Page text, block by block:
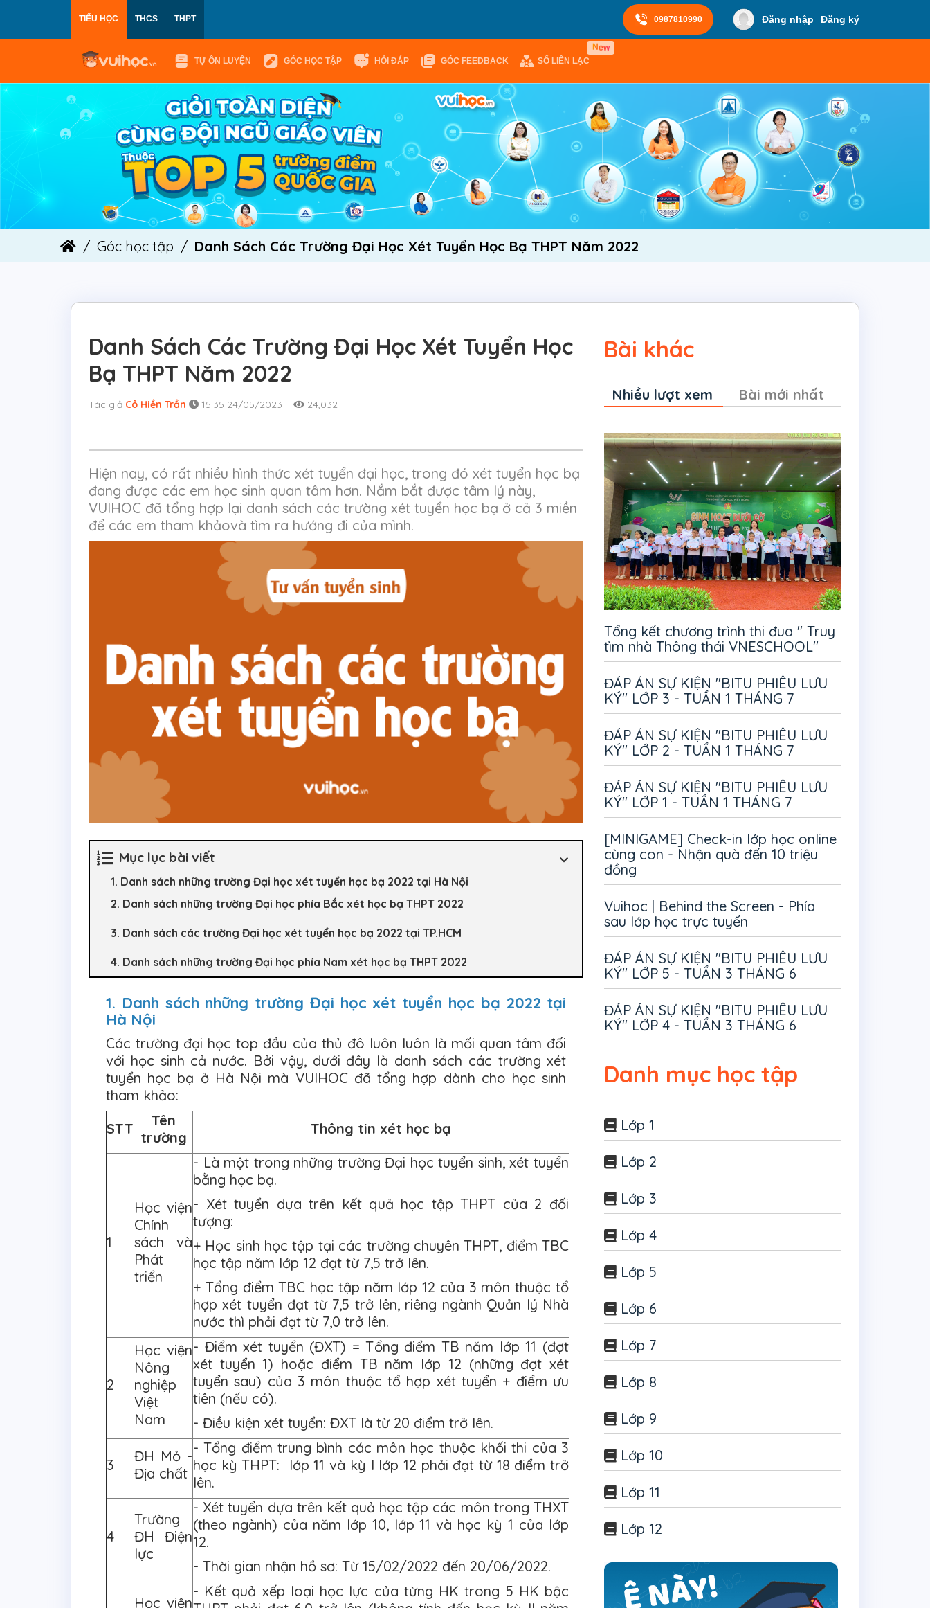
TIỂU HỌC THCS THPT 0987810990 Đăng nhập Đăng ký
TỰ ÔN LUYỆN GÓC HỌC TẬP HỎI ĐÁP GÓC FEEDBACK SỔ LIÊN LẠC
New
Góc học tập Danh Sách Các Trường Đại Học Xét Tuyển Học Bạ THPT Năm 2022
Danh Sách Các Trường Đại Học Xét Tuyển Học
Bạ THPT Năm 2022
Tác giả Cô Hiền Trần 15:35 24/05/2023 24,032
Hiện nay, có rất nhiều hình thức xét tuyển đại học, trong đó xét tuyển học bạ
đang được các em học sinh quan tâm hơn. Nắm bắt được tâm lý này,
VUIHOC đã tổng hợp lại danh sách các trường xét tuyển học bạ ở cả 3 miền
để các em tham khảovà tìm ra hướng đi của mình.
Mục lục bài viết
1. Danh sách những trường Đại học xét tuyển học bạ 2022 tại Hà Nội
2. Danh sách những trường Đại học phía Bắc xét học bạ THPT 2022
3. Danh sách các trường Đại học xét tuyển học bạ 2022 tại TP.HCM
4. Danh sách những trường Đại học phía Nam xét học bạ THPT 2022
1. Danh sách những trường Đại học xét tuyển học bạ 2022 tại
Hà Nội
Các trường đại học top đầu của thủ đô luôn luôn là mối quan tâm đối
với học sinh cả nước. Bởi vậy, dưới đây là danh sách các trường xét
tuyển học bạ ở Hà Nội mà VUIHOC đã tổng hợp dành cho học sinh
tham khảo:
STT
Tên
trường
Thông tin xét học bạ
1
Học viện
Chính
sách và
Phát
triển
- Là một trong những trường Đại học tuyển sinh, xét tuyển
bằng học bạ.
- Xét tuyển dựa trên kết quả học tập THPT của 2 đối
tượng:
+ Học sinh học tập tại các trường chuyên THPT, điểm TBC
học tập năm lớp 12 đạt từ 7,5 trở lên.
+ Tổng điểm TBC học tập năm lớp 12 của 3 môn thuộc tổ
hợp xét tuyển đạt từ 7,5 trở lên, riêng ngành Quản lý Nhà
nước thì phải đạt từ 7,0 trở lên.
2
Học viện
Nông
nghiệp
Việt
Nam
- Điểm xét tuyển (ĐXT) = Tổng điểm TB năm lớp 11 (đợt
xét tuyển 1) hoặc điểm TB năm lớp 12 (những đợt xét
tuyển sau) của 3 môn thuộc tổ hợp xét tuyển + điểm ưu
tiên (nếu có).
- Điều kiện xét tuyển: ĐXT là từ 20 điểm trở lên.
3
ĐH Mỏ -
Địa chất
- Tổng điểm trung bình các môn học thuộc khối thi của 3
học kỳ THPT: lớp 11 và kỳ I lớp 12 phải đạt từ 18 điểm trở
lên.
4
Trường
ĐH Điện
lực
- Xét tuyển dựa trên kết quả học tập các môn trong THXT
(theo ngành) của năm lớp 10, lớp 11 và học kỳ 1 của lớp
12.
- Thời gian nhận hồ sơ: Từ 15/02/2022 đến 20/06/2022.
Học viện
- Kết quả xếp loại học lực của từng HK trong 5 HK bậc
Bài khác
Nhiều lượt xem Bài mới nhất
Tổng kết chương trình thi đua " Truy
tìm nhà Thông thái VNESCHOOL"
ĐÁP ÁN SỰ KIỆN "BITU PHIÊU LƯU
KÝ" LỚP 3 - TUẦN 1 THÁNG 7
ĐÁP ÁN SỰ KIỆN "BITU PHIÊU LƯU
KÝ" LỚP 2 - TUẦN 1 THÁNG 7
ĐÁP ÁN SỰ KIỆN "BITU PHIÊU LƯU
KÝ" LỚP 1 - TUẦN 1 THÁNG 7
[MINIGAME] Check-in lớp học online
cùng con - Nhận quà đến 10 triệu
đồng
Vuihoc | Behind the Screen - Phía
sau lớp học trực tuyến
ĐÁP ÁN SỰ KIỆN "BITU PHIÊU LƯU
KÝ" LỚP 5 - TUẦN 3 THÁNG 6
ĐÁP ÁN SỰ KIỆN "BITU PHIÊU LƯU
KÝ" LỚP 4 - TUẦN 3 THÁNG 6
Danh mục học tập
Lớp 1
Lớp 2
Lớp 3
Lớp 4
Lớp 5
Lớp 6
Lớp 7
Lớp 8
Lớp 9
Lớp 10
Lớp 11
Lớp 12